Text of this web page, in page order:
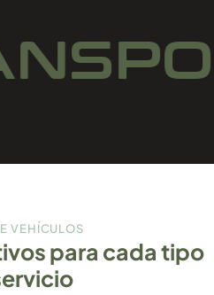
VEHÍCULOS
para cada tipo